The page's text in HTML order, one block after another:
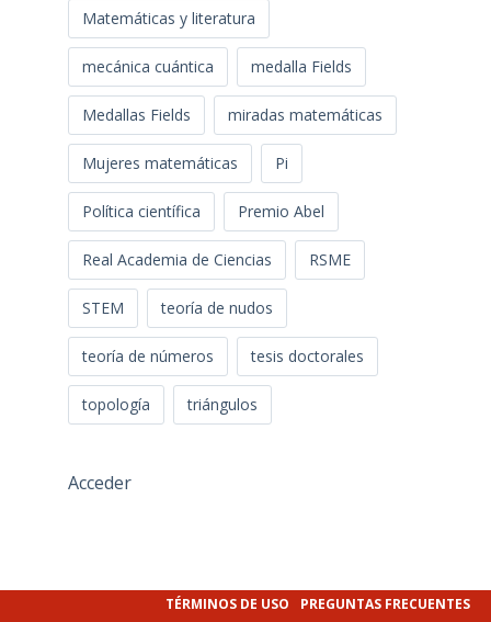
Matemáticas y literatura
mecánica cuántica medalla Fields
Medallas Fields miradas matemáticas
Mujeres matemáticas Pi
Política científica Premio Abel
Real Academia de Ciencias RSME
STEM teoría de nudos
teoría de números tesis doctorales
topología triángulos
Acceder
TÉRMINOS DE USO PREGUNTAS FRECUENTES